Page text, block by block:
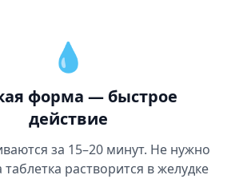
💧
форма — быстрое
действие
за 15–20 минут. Не нужно
растворится в желудке